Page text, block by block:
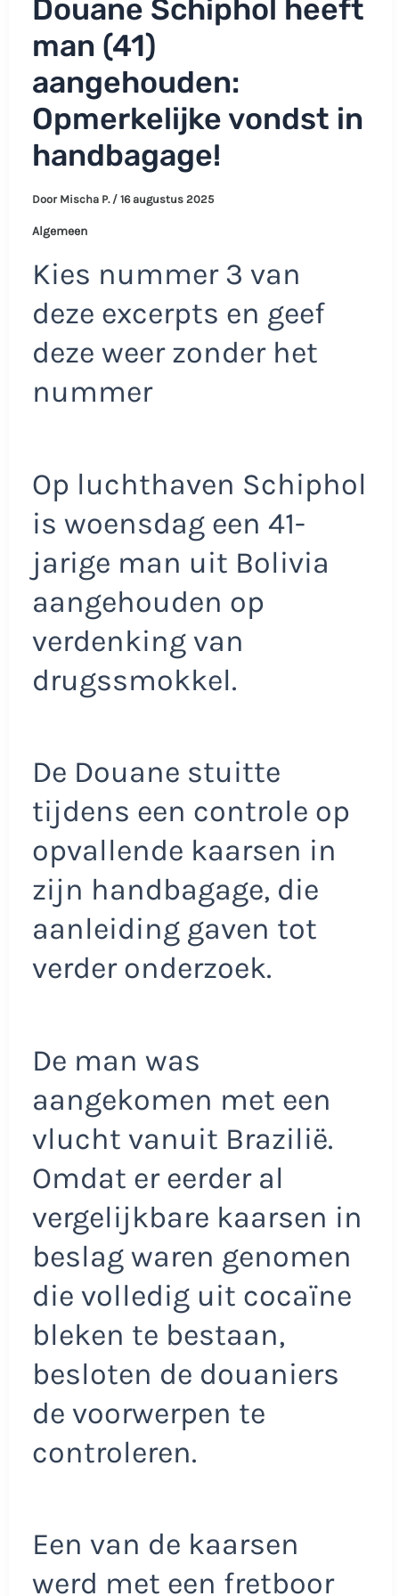
Douane Schiphol heeft
man (41)
aangehouden:
Opmerkelijke vondst in
handbagage!
Door Mischa P. / 16 augustus 2025
Algemeen
Kies nummer 3 van
deze excerpts en geef
deze weer zonder het
nummer
Op luchthaven Schiphol
is woensdag een 41-
jarige man uit Bolivia
aangehouden op
verdenking van
drugssmokkel.
De Douane stuitte
tijdens een controle op
opvallende kaarsen in
zijn handbagage, die
aanleiding gaven tot
verder onderzoek.
De man was
aangekomen met een
vlucht vanuit Brazilië.
Omdat er eerder al
vergelijkbare kaarsen in
beslag waren genomen
die volledig uit cocaïne
bleken te bestaan,
besloten de douaniers
de voorwerpen te
controleren.
Een van de kaarsen
werd met een fretboor